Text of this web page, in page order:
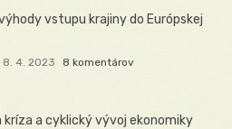
vstupu krajiny do Európskej
8. 4. 2023 8 komentárov
kríza a cyklický vývoj ekonomiky